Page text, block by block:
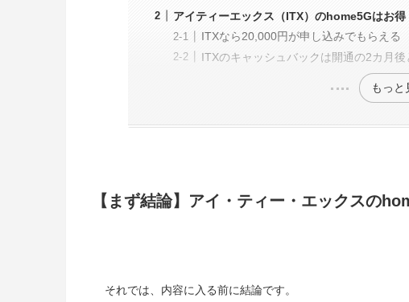
アイティーエックス（ITX）のhome5Gはお得
ITXなら20,000円が申し込みでもらえる
ITXのキャッシュバックは開通の2カ月後
もっと
【まず結論】アイ・ティー・エックスの
それでは、内容に入る前に結論です。